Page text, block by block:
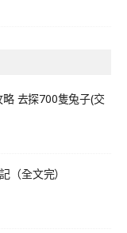
略 去探700隻兔子(交
（全文完）